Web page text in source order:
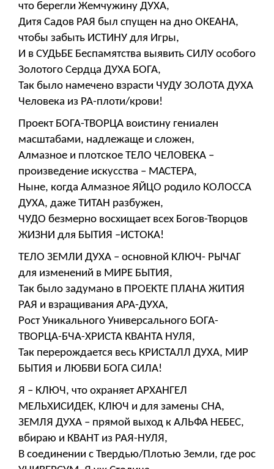
что берегли Жемчужину ДУХА,
Дитя Садов РАЯ был спущен на дно ОКЕАНА,
чтобы забыть ИСТИНУ для Игры,
И в СУДЬБЕ Беспамятства выявить СИЛУ особого
Золотого Сердца ДУХА БОГА,
Так было намечено взрасти ЧУДУ ЗОЛОТА ДУХА
Человека из РА-плоти/крови!
Проект БОГА-ТВОРЦА воистину гениален
масштабами, надлежаще и сложен,
Алмазное и плотское ТЕЛО ЧЕЛОВЕКА –
произведение искусства – МАСТЕРА,
Ныне, когда Алмазное ЯЙЦО родило КОЛОССА
ДУХА, даже ТИТАН разбужен,
ЧУДО безмерно восхищает всех Богов-Творцов
ЖИЗНИ для БЫТИЯ –ИСТОКА!
ТЕЛО ЗЕМЛИ ДУХА – основной КЛЮЧ- РЫЧАГ
для изменений в МИРЕ БЫТИЯ,
Так было задумано в ПРОЕКТЕ ПЛАНА ЖИТИЯ
РАЯ и взращивания АРА-ДУХА,
Рост Уникального Универсального БОГА-
ТВОРЦА-БЧА-ХРИСТА КВАНТА НУЛЯ,
Так перерождается весь КРИСТАЛЛ ДУХА, МИР
БЫТИЯ и ЛЮБВИ БОГА СИЛА!
Я – КЛЮЧ, что охраняет АРХАНГЕЛ
МЕЛЬХИСИДЕК, КЛЮЧ и для замены СНА,
ЗЕМЛЯ ДУХА – прямой выход к АЛЬФА НЕБЕС,
вбираю и КВАНТ из РАЯ-НУЛЯ,
В соединении с Твердью/Плотью Земли, где рос